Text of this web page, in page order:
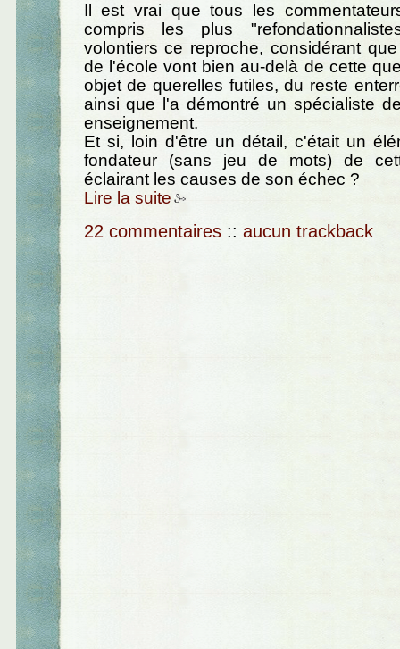
Il est vrai que tous les
compris les plus
volontiers ce reproche, considérant
de l'école vont bien au-delà de cette
objet de querelles futiles, du reste
ainsi que l'a démontré un spécialiste
enseignement.
Et si, loin d'être un détail, c'était un
fondateur (sans jeu de mots) de
éclairant les causes de son échec ?
Lire la suite
22 commentaires :: aucun trackback